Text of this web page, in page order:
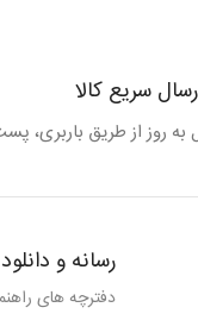
سریع کالا
به روز از طریق باربری،
رسانه و دانلود
دفترچه های